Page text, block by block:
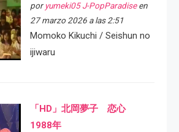
por yumeki05 J-PopParadiseen
27 marzo 2026 a las 2:51
Momoko Kikuchi / Seishun no
ijiwaru
「HD」北岡夢子 恋心
1988年